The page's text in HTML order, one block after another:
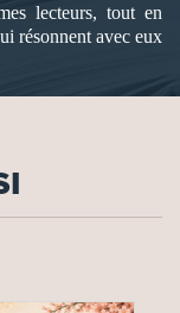
lecteurs, tout en
résonnent avec eux